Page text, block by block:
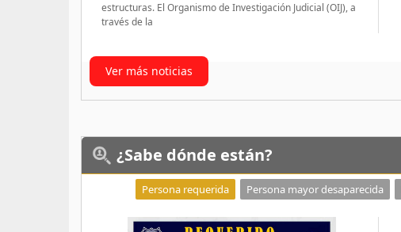
estructuras. El Organismo de Investigación Judicial (OIJ), a
través de la
Ver más noticias
¿Sabe dónde están?
Persona requerida Persona mayor desaparecida